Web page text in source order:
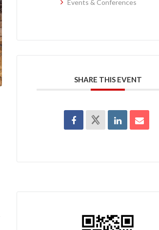
Events & Conferences
SHARE THIS EVENT